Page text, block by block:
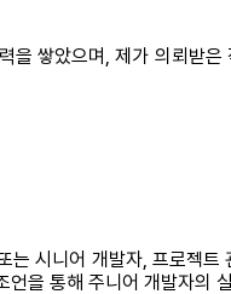
을 쌓았으며, 제가 의뢰받
는 시니어 개발자, 프로젝
을 통해 주니어 개발자의